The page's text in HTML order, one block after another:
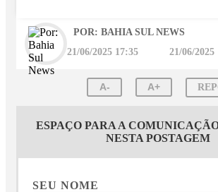
POR: BAHIA SUL NEWS
21/06/2025 17:35 21/06/2025
A- A+
ESPAÇO PARA A
NESTA POSTAGEM
SEU NOME